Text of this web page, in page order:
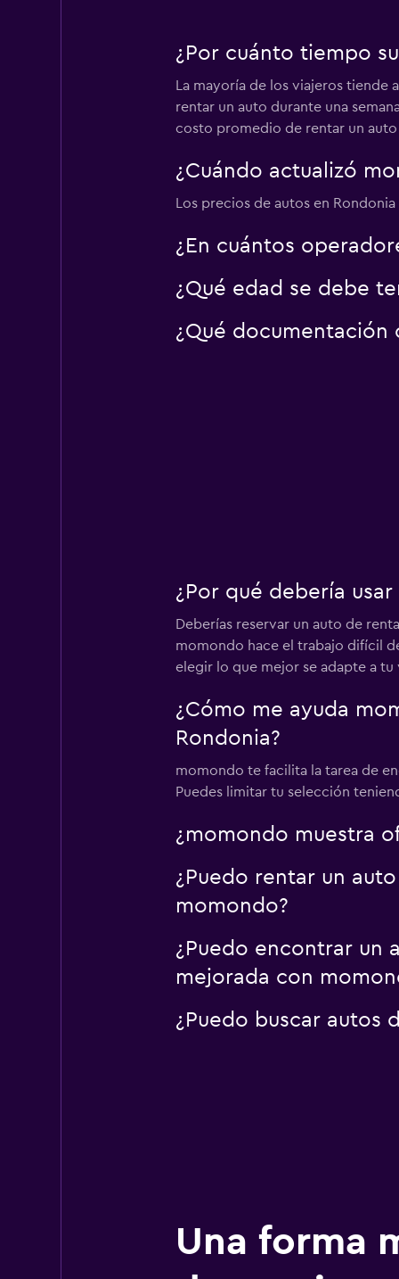
Budget
4 puntos de renta
Referência Rent a
2 puntos de renta
¿Por cuánto tiempo
La mayoría de los viajeros
rentar un auto durante una
costo promedio de rentar un auto
¿Cuándo actualizó
Los precios de autos en
¿En cuántos
¿Qué edad se debe
¿Qué documentación
¿Por qué debería
Deberías reservar un auto de
momondo hace el trabajo difícil
elegir lo que mejor se adapte a tu
¿Cómo me ayuda
Rondonia?
momondo te facilita la tarea de
Puedes limitar tu selección
¿momondo muestra
¿Puedo rentar un
momondo?
¿Puedo encontrar un
mejorada con
¿Puedo buscar autos
Una forma